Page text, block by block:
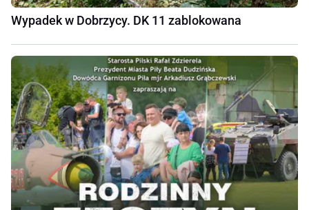
Wypadek w Dobrzycy. DK 11 zablokowana